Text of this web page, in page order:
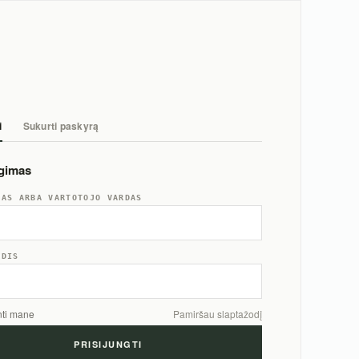
Sukurti paskyrą
ARBA VARTOTOJO VARDAS
mane Pamiršau slaptažodį